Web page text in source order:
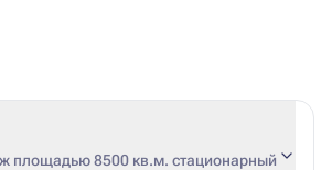
8500 кв.м. стационарный